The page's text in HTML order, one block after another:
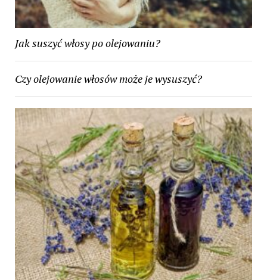
Jak suszyć włosy po olejowaniu?
Czy olejowanie włosów może je wysuszyć?